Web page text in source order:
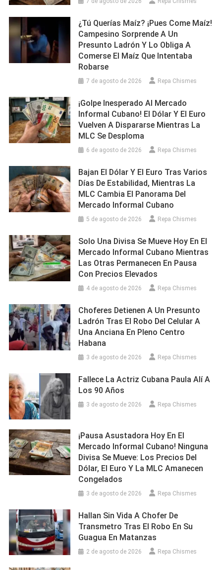
¿Tú Querías Maíz? ¡Pues Come Maíz!
Campesino Sorprende A Un
Presunto Ladrón Y Lo Obliga A
Comerse El Maíz Que Intentaba
Robarse
7 de agosto de 2026 Repa Chismes
¡Golpe Inesperado Al Mercado
Informal Cubano! El Dólar Y El Euro
Vuelven A Dispararse Mientras La
MLC Se Desploma
6 de agosto de 2026 Repa Chismes
Bajan El Dólar Y El Euro Tras Varios
Días De Estabilidad, Mientras La
MLC Cambia El Panorama Del
Mercado Informal Cubano
5 de agosto de 2026 Repa Chismes
Solo Una Divisa Se Mueve Hoy En El
Mercado Informal Cubano Mientras
Las Otras Permanecen En Pausa
Con Precios Elevados
4 de agosto de 2026 Repa Chismes
Choferes Detienen A Un Presunto
Ladrón Tras El Robo Del Celular A
Una Anciana En Pleno Centro
Habana
3 de agosto de 2026 Repa Chismes
Fallece La Actriz Cubana Paula Alí A
Los 90 Años
3 de agosto de 2026 Repa Chismes
¡Pausa Asustadora Hoy En El
Mercado Informal Cubano! Ninguna
Divisa Se Mueve: Los Precios Del
Dólar, El Euro Y La MLC Amanecen
Congelados
3 de agosto de 2026 Repa Chismes
Hallan Sin Vida A Chofer De
Transmetro Tras El Robo En Su
Guagua En Matanzas
2 de agosto de 2026 Repa Chismes